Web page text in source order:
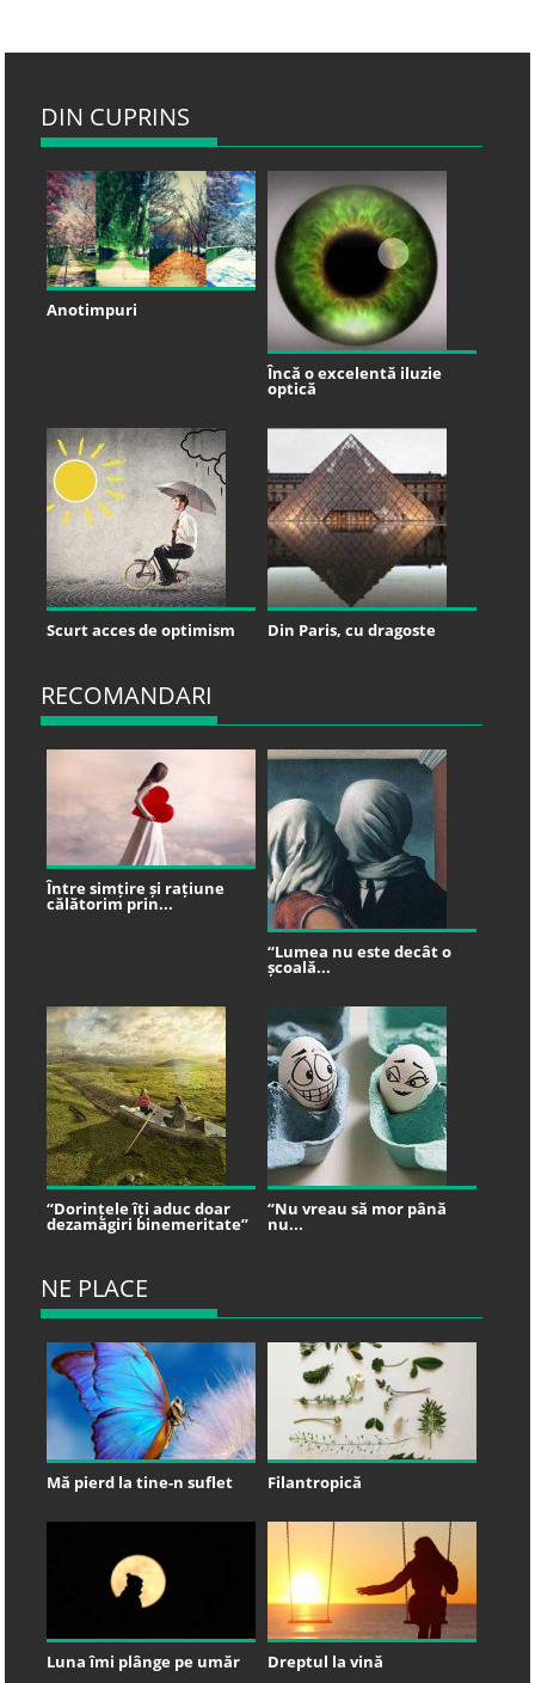
DIN CUPRINS
Anotimpuri
Încă o excelentă iluzie
optică
Scurt acces de optimism Din Paris, cu dragoste
RECOMANDARI
Între simțire și rațiune
călătorim prin...
“Lumea nu este decât o
școală...
“Dorințele îți aduc doar
dezamăgiri binemeritate”
“Nu vreau să mor până
nu...
NE PLACE
Mă pierd la tine-n suflet Filantropică
Luna îmi plânge pe umăr Dreptul la vină